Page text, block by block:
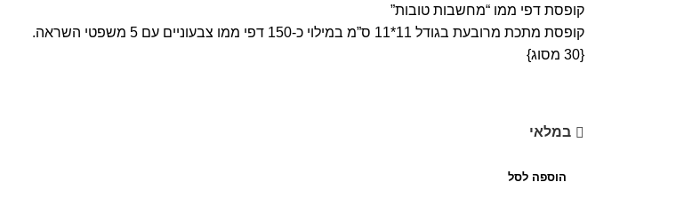
קופסת דפי ממו “מחשבות טובות”
קופסת מתכת מרובעת בגודל 11*11 ס”מ במילוי כ-150 דפי ממו צבעוניים עם 5 משפטי השראה.
{30 מסוג}
במלאי
הוספה לסל